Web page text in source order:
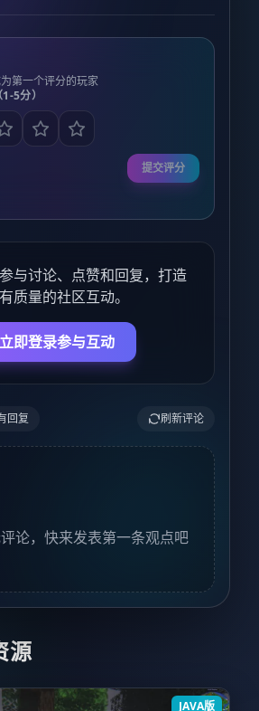
第一个评分的玩家
5分）
提交评分
与讨论、点赞和回复，打造
质量的社区互动。
立即登录参与互动
回复 刷新评论
论，快来发表第一条观点吧
源
JAVA版